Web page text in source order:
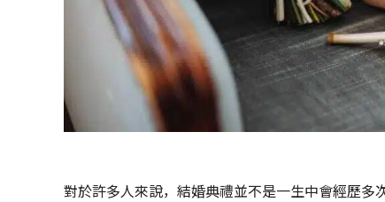
對於許多人來說，結婚典禮並不是一生中會經歷